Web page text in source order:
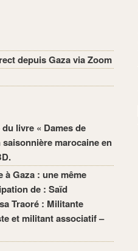
depuis Gaza via Zoom
livre « Dames de
marocaine en
à Gaza : une même
de : Saïd
Traoré : Militante
et militant associatif –